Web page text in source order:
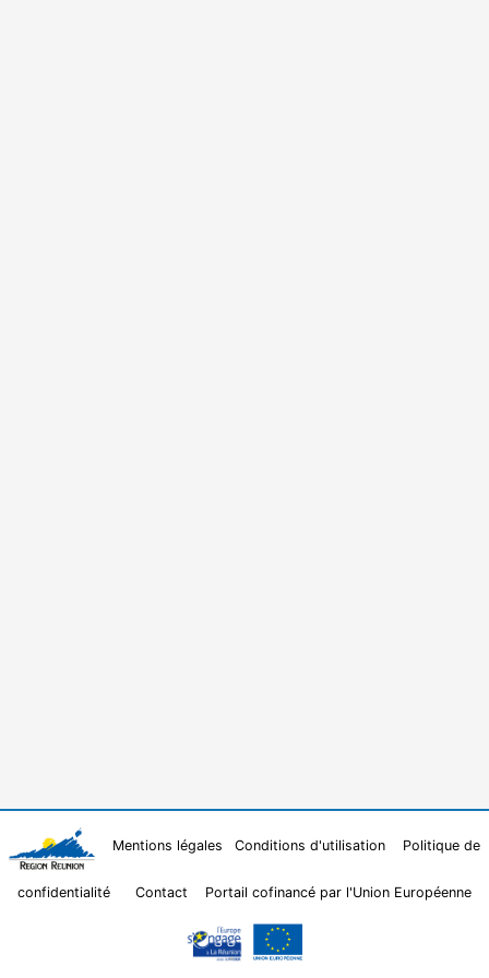
Mentions légales Conditions d'utilisation Politique de
confidentialité Contact Portail cofinancé par l'Union Européenne